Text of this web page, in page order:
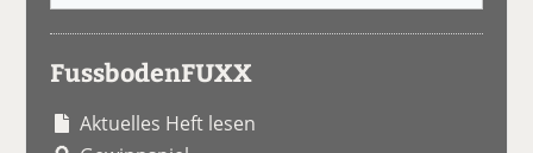
FussbodenFUXX
Aktuelles Heft lesen